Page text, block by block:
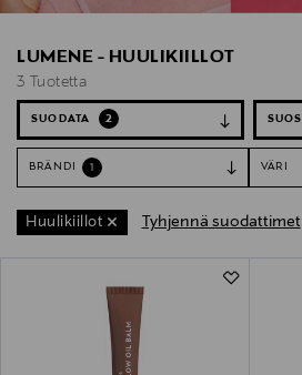
LUMENE - HUULIKIILLOT
3 Tuotetta
SUODATA 2
BRÄNDI 1 VÄRI
Huulikiillot Tyhjennä suodattimet